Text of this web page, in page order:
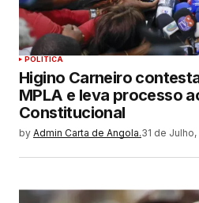
POLITICA
Higino Carneiro
MPLA e leva processo
Constitucional
by Admin Carta de Angola.31 de